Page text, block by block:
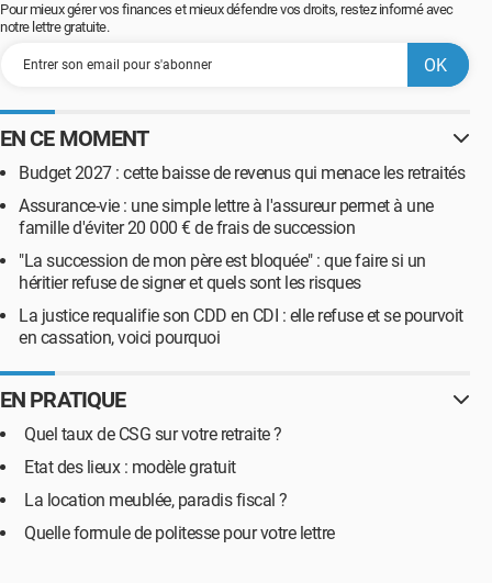
Pour mieux gérer vos finances et mieux défendre vos droits, restez informé avec
notre lettre gratuite.
EN CE MOMENT
Budget 2027 : cette baisse de revenus qui menace les retraités
Assurance-vie : une simple lettre à l'assureur permet à une
famille d'éviter 20 000 € de frais de succession
"La succession de mon père est bloquée" : que faire si un
héritier refuse de signer et quels sont les risques
La justice requalifie son CDD en CDI : elle refuse et se pourvoit
en cassation, voici pourquoi
EN PRATIQUE
Quel taux de CSG sur votre retraite ?
Etat des lieux : modèle gratuit
La location meublée, paradis fiscal ?
Quelle formule de politesse pour votre lettre